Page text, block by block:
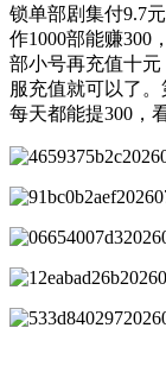
锁单部剧集付9.7
作1000部能赚300
部小号再充值十
服充值就可以了。
每天都能提300，